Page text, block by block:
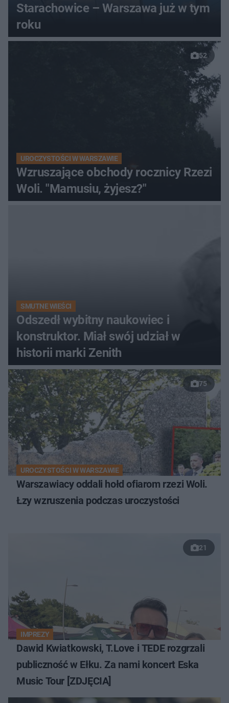
Starachowice – Warszawa już w tym
roku
52
UROCZYSTOŚCI W WARSZAWIE
Wzruszające obchody rocznicy Rzezi
Woli. "Mamusiu, żyjesz?"
SMUTNE WIEŚCI
Odszedł wybitny naukowiec i
konstruktor. Miał swój udział w
historii marki Zenith
75
UROCZYSTOŚCI W WARSZAWIE
Warszawiacy oddali hołd ofiarom rzezi Woli.
Łzy wzruszenia podczas uroczystości
21
IMPREZY
Dawid Kwiatkowski, T.Love i TEDE rozgrzali
publiczność w Ełku. Za nami koncert Eska
Music Tour [ZDJĘCIA]